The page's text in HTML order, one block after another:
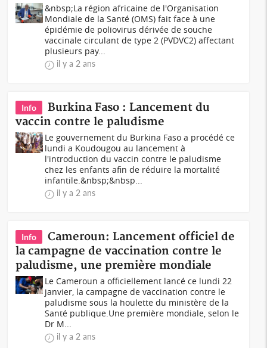
&nbsp;La région africaine de l'Organisation
Mondiale de la Santé (OMS) fait face à une
épidémie de poliovirus dérivée de souche
vaccinale circulant de type 2 (PVDVC2) affectant
plusieurs pay...
il y a 2 ans
Info
Burkina Faso : Lancement du
vaccin contre le paludisme
Le gouvernement du Burkina Faso a procédé ce
lundi a Koudougou au lancement à
l'introduction du vaccin contre le paludisme
chez les enfants afin de réduire la mortalité
infantile.&nbsp;&nbsp...
il y a 2 ans
Info
Cameroun: Lancement officiel de
la campagne de vaccination contre le
paludisme, une première mondiale
Le Cameroun a officiellement lancé ce lundi 22
janvier, la campagne de vaccination contre le
paludisme sous la houlette du ministère de la
Santé publique.Une première mondiale, selon le
Dr M...
il y a 2 ans